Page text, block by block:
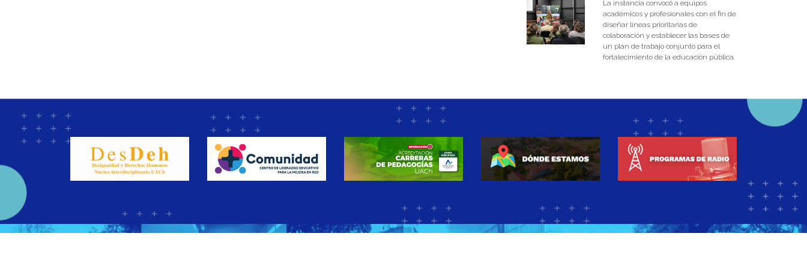
La instancia convocó a equipos
académicos y profesionales con el fin de
diseñar líneas prioritarias de
colaboración y establecer las bases de
un plan de trabajo conjunto para el
fortalecimiento de la educación pública.